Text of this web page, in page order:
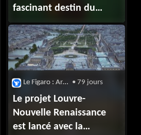
fascinant destin du
Douanier Rousseau
Le Figaro : Architecture • 79 jours
Le projet Louvre-
Nouvelle Renaissance
est lancé avec la